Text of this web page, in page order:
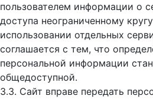
пользователем информации о
доступа неограниченному
использовании отдельных
соглашается с тем, что
персональной информации
общедоступной.
3.3. Сайт вправе передать